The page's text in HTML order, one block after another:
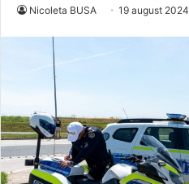
Nicoleta BUSA 19 august 2024